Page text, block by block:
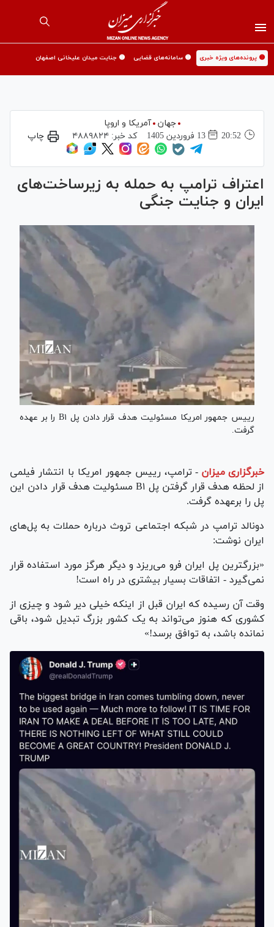
🟡 پرونده‌های ویژه خبری 🟡 سامانه‌های قضایی 🟡 جنایت میدان علیخانی اصفهان
جهان
آمریکا و اروپا
20:52
13 فروردين 1405 کد خبر:۴۸۸۹۸۲۴ چاپ
اعتراف ترامپ به حمله به زیرساخت‌های
ایران و جنایت جنگی
رییس جمهور امریکا مسئولیت هدف قرار دادن پل B۱ را بر عهده
گرفت.
خبرگزاری میزان - ترامپ، رییس جمهور امریکا با انتشار فیلمی
از لحظه هدف قرار گرفتن پل B۱ مسئولیت هدف قرار دادن این
پل را برعهده گرفت.
دونالد ترامپ در شبکه اجتماعی تروث درباره حملات به پل‌های
ایران نوشت:
«بزرگترین پل ایران فرو می‌ریزد و دیگر هرگز مورد استفاده قرار
نمی‌گیرد - اتفاقات بسیار بیشتری در راه است!
وقت آن رسیده که ایران قبل از اینکه خیلی دیر شود و چیزی از
کشوری که هنوز می‌تواند به یک کشور بزرگ تبدیل شود، باقی
نمانده باشد، به توافق برسد!»